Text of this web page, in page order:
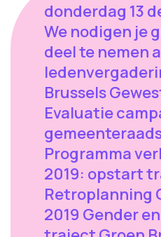
donderdag 13
We nodigen je
deel te nemen
Brussels
Evaluatie
Programma
2019: opstart
Retroplanning
2019 Gender